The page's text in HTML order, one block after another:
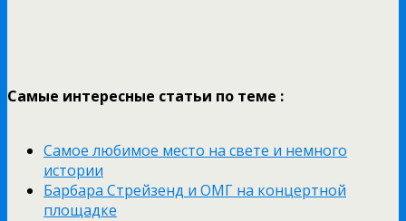
Самые интересные статьи по теме :
Самое любимое место на свете и немного
истории
Барбара Стрейзенд и ОМГ на концертной
площадке